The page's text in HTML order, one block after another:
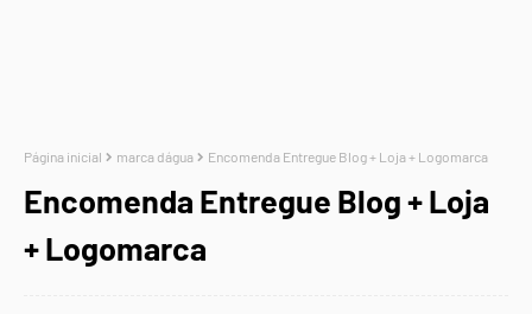
Página inicial marca dágua Encomenda Entregue Blog + Loja + Logomarca
Encomenda Entregue Blog + Loja
+ Logomarca